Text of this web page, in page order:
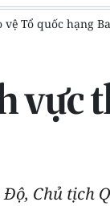
lược toàn diện
vực
Chủ tịch